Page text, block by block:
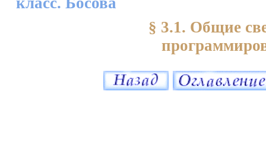
§ 3.1. Общие